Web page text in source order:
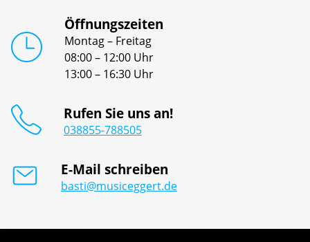
Öffnungszeiten
Montag – Freitag
08:00 – 12:00 Uhr
13:00 – 16:30 Uhr
Rufen Sie uns an!
038855-788505
E-Mail schreiben
basti@musiceggert.de